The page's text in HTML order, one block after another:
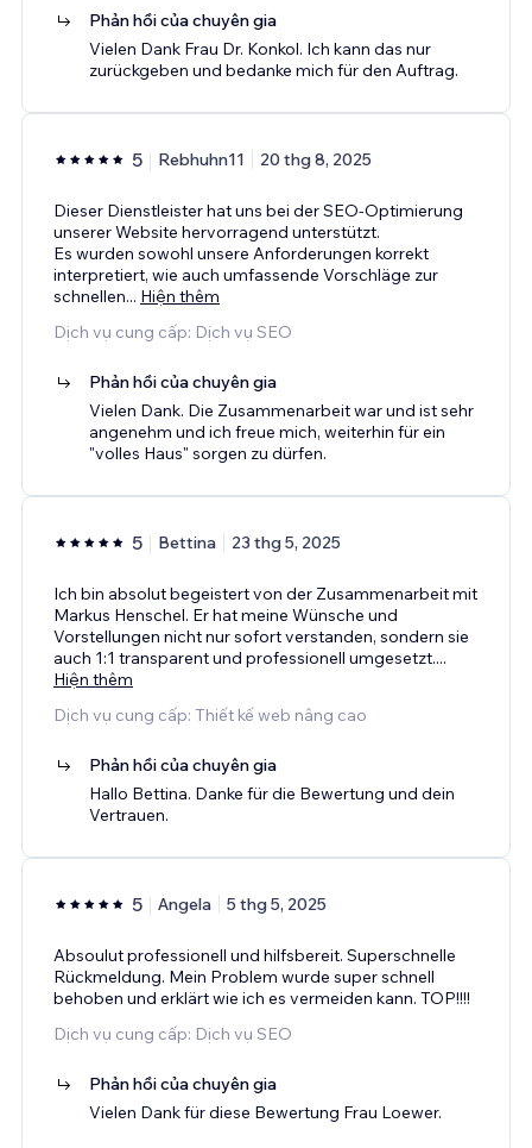
Phản hồi của chuyên gia
Vielen Dank Frau Dr. Konkol. Ich kann das nur
zurückgeben und bedanke mich für den Auftrag.
5 Rebhuhn11 20 thg 8, 2025
Dieser Dienstleister hat uns bei der SEO-Optimierung
unserer Website hervorragend unterstützt.
Es wurden sowohl unsere Anforderungen korrekt
interpretiert, wie auch umfassende Vorschläge zur
schnellen... Hiện thêm
Dịch vụ cung cấp: Dịch vụ SEO
Phản hồi của chuyên gia
Vielen Dank. Die Zusammenarbeit war und ist sehr
angenehm und ich freue mich, weiterhin für ein
"volles Haus" sorgen zu dürfen.
5 Bettina 23 thg 5, 2025
Ich bin absolut begeistert von der Zusammenarbeit mit
Markus Henschel. Er hat meine Wünsche und
Vorstellungen nicht nur sofort verstanden, sondern sie
auch 1:1 transparent und professionell umgesetzt....
Hiện thêm
Dịch vụ cung cấp: Thiết kế web nâng cao
Phản hồi của chuyên gia
Hallo Bettina. Danke für die Bewertung und dein
Vertrauen.
5 Angela 5 thg 5, 2025
Absoulut professionell und hilfsbereit. Superschnelle
Rückmeldung. Mein Problem wurde super schnell
behoben und erklärt wie ich es vermeiden kann. TOP!!!!
Dịch vụ cung cấp: Dịch vụ SEO
Phản hồi của chuyên gia
Vielen Dank für diese Bewertung Frau Loewer.